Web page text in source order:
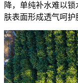
降，单纯补水难以
肤表面形成透气呵